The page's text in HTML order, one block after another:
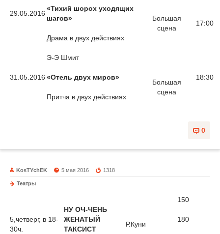
29.05.2016
«Тихий шорох уходящих
шагов»
Драма в двух действиях
Большая
сцена
17:00
31.05.2016
Э-Э Шмит
«Отель двух миров»
Притча в двух действиях
Большая
сцена
18:30
0
KosTYchEK 5 мая 2016 1318
Театры
5,четверг, в 18-
30ч.
НУ ОЧ-ЧЕНЬ
ЖЕНАТЫЙ
ТАКСИСТ
Р.Куни
150
180